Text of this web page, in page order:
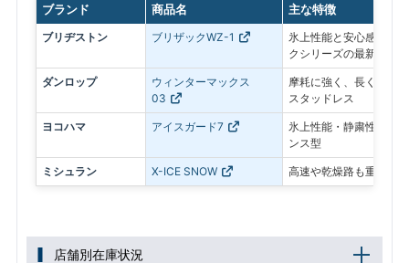
ブランド 商品名 主な特徴
ブリヂストン ブリザックWZ-1
氷上性能と安心感を最
クシリーズの最新モデル
ダンロップ
ウィンターマックス
03
摩耗に強く、長く使い
スタッドレス
ヨコハマ アイスガード7
氷上性能・静粛性・ロ
ンス型
ミシュラン X-ICE SNOW 高速や乾燥路も重視し
店舗別在庫状況